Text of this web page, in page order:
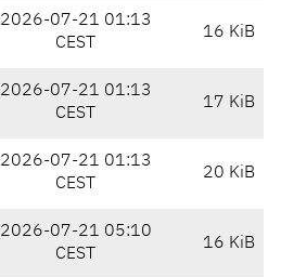
2026-07-21 01:13
CEST
16 KiB
2026-07-21 01:13
CEST
17 KiB
2026-07-21 01:13
CEST
20 KiB
2026-07-21 05:10
CEST
16 KiB